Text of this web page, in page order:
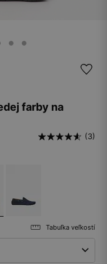
farby na
(3)
Tabuľka veľkostí